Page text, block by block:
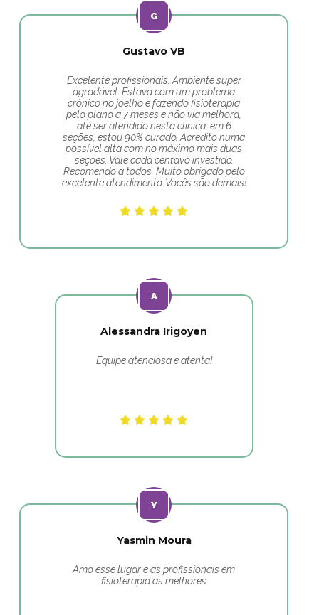
Gustavo VB
Excelente profissionais. Ambiente super
agradável. Estava com um problema
crônico no joelho e fazendo fisioterapia
pelo plano a 7 meses e não via melhora,
até ser atendido nesta clínica, em 6
seções, estou 90% curado. Acredito numa
possível alta com no máximo mais duas
seções. Vale cada centavo investido.
Recomendo a todos. Muito obrigado pelo
excelente atendimento. Vocês são demais!
Alessandra Irigoyen
Equipe atenciosa e atenta!
Yasmin Moura
Amo esse lugar e as profissionais em
fisioterapia as melhores